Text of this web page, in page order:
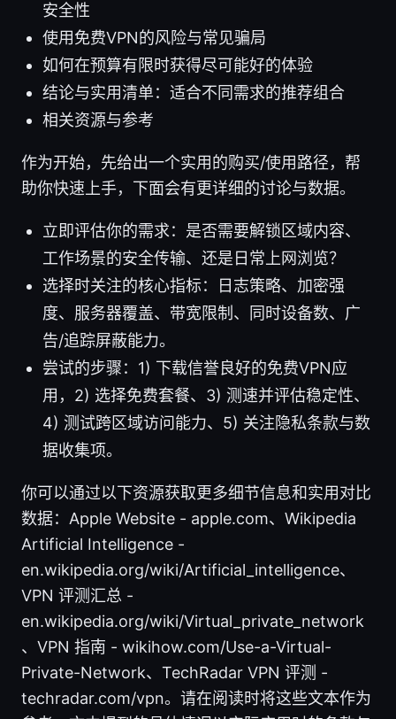
安全性
使用免费VPN的风险与常见骗局
如何在预算有限时获得尽可能好的体验
结论与实用清单：适合不同需求的推荐组合
相关资源与参考
作为开始，先给出一个实用的购买/使用路径，帮
助你快速上手，下面会有更详细的讨论与数据。
立即评估你的需求：是否需要解锁区域内容、
工作场景的安全传输、还是日常上网浏览？
选择时关注的核心指标：日志策略、加密强
度、服务器覆盖、带宽限制、同时设备数、广
告/追踪屏蔽能力。
尝试的步骤：1) 下载信誉良好的免费VPN应
用，2) 选择免费套餐、3) 测速并评估稳定性、
4) 测试跨区域访问能力、5) 关注隐私条款与数
据收集项。
你可以通过以下资源获取更多细节信息和实用对比
数据：Apple Website - apple.com、Wikipedia
Artificial Intelligence -
en.wikipedia.org/wiki/Artificial_intelligence、
VPN 评测汇总 -
en.wikipedia.org/wiki/Virtual_private_network
、VPN 指南 - wikihow.com/Use-a-Virtual-
Private-Network、TechRadar VPN 评测 -
techradar.com/vpn。请在阅读时将这些文本作为